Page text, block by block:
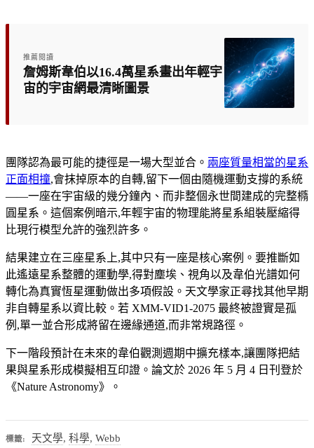
推薦閱讀
詹姆斯韋伯以16.4萬星系畫出年輕宇
宙的宇宙網最清晰圖景
團隊認為最可能的捷徑是一場大型並合。 兩座質量相當的星系
正面相撞,會抹掉原本的自轉,留下一個由隨機運動支撐的系統
——一座在宇宙級的幾分鐘內、而非整個永世間建成的完整橢
圓星系。這個案例暗示,年輕宇宙的物理能將星系組裝壓縮得
比現行模型允許的強烈許多。
結果建立在三座星系上,其中只有一座是核心案例。要推斷如
此遙遠星系整體的運動學,得對塵埃、視角以及韋伯光譜如何
轉化為真實恆星運動做出多項假設。天文學家正尋找其他早期
非自轉星系以資比較。若 XMM-VID1-2075 最終被證實是孤
例,單一並合形成將留在邊緣通道,而非常規路徑。
下一階段預計在未來的韋伯觀測週期中擴充樣本,讓團隊把結
果與星系形成模擬相互印證。論文於 2026 年 5 月 4 日刊登於
《Nature Astronomy》。
標籤: 天文學,科學,Webb